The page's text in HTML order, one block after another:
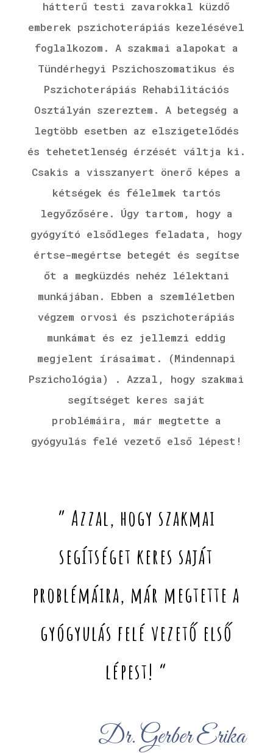
hátterű testi zavarokkal küzdő
emberek pszichoterápiás kezelésével
foglalkozom. A szakmai alapokat a
Tündérhegyi Pszichoszomatikus és
Pszichoterápiás Rehabilitációs
Osztályán szereztem. A betegség a
legtöbb esetben az elszigetelődés
és tehetetlenség érzését váltja ki.
Csakis a visszanyert önerő képes a
kétségek és félelmek tartós
legyőzősére. Úgy tartom, hogy a
gyógyító elsődleges feladata, hogy
értse-megértse betegét és segítse
őt a megküzdés nehéz lélektani
munkájában. Ebben a szemléletben
végzem orvosi és pszichoterápiás
munkámat és ez jellemzi eddig
megjelent írásaimat. (Mindennapi
Pszichológia) . Azzal, hogy szakmai
segítséget keres saját
problémáira, már megtette a
gyógyulás felé vezető első lépest!
” Azzal, hogy szakmai
segítséget keres saját
problémáira, már megtette a
gyógyulás felé vezető első
lépest! “
Dr. Gerber Erika